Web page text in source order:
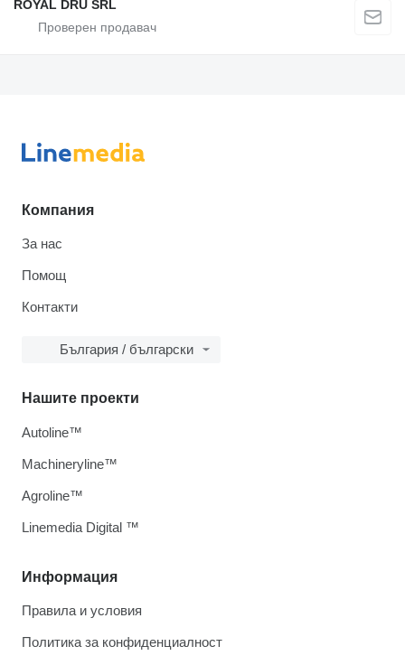
ROYAL DRU SRL
Компания
За нас
Помощ
Контакти
България / български
Информация
Правила и условия
Политика за конфиденциалност
Нашите проекти
Autoline™
Machineryline™
Agroline™
Linemedia Digital ™